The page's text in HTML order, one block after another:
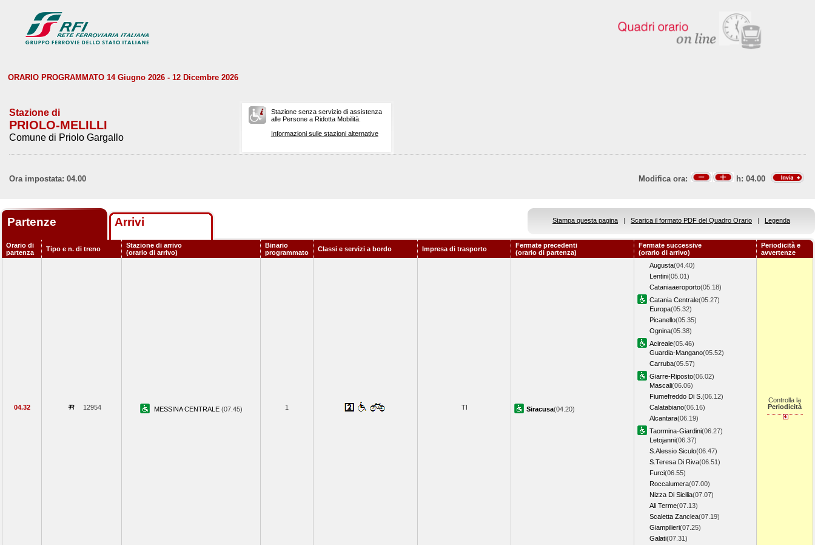
ORARIO PROGRAMMATO 14 Giugno 2026 - 12 Dicembre 2026
Stazione di
PRIOLO-MELILLI
Comune di Priolo Gargallo
Stazione senza servizio di assistenza
alle Persone a Ridotta Mobilità.
Informazioni sulle stazioni alternative
Ora impostata: 04.00 Modifica ora: h: 04.00
Partenze Arrivi Stampa questa pagina | Scarica il formato PDF del Quadro Orario | Legenda
Orario di
partenza
Tipo e n. di treno
Stazione di arrivo
(orario di arrivo)
Binario
programmato
Classi e servizi a bordo Impresa di trasporto
Fermate precedenti
(orario di partenza)
Fermate successive
(orario di arrivo)
Periodicità e
avvertenze
04.32 12954 MESSINA CENTRALE (07.45) 1 TI Siracusa(04.20)
Augusta(04.40)
Lentini(05.01)
Cataniaaeroporto(05.18)
Catania Centrale(05.27)
Europa(05.32)
Picanello(05.35)
Ognina(05.38)
Acireale(05.46)
Guardia-Mangano(05.52)
Carruba(05.57)
Giarre-Riposto(06.02)
Mascali(06.06)
Fiumefreddo Di S. (06.12)
Calatabiano(06.16)
Alcantara(06.19)
Taormina-Giardini(06.27)
Letojanni(06.37)
S.Alessio Siculo(06.47)
S.Teresa Di Riva(06.51)
Furci(06.55)
Roccalumera(07.00)
Nizza Di Sicilia(07.07)
Ali Terme(07.13)
Scaletta Zanclea(07.19)
Giampilieri(07.25)
Galati(07.31)
Controlla la
Periodicità